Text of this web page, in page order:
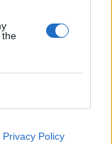
the
Privacy Policy